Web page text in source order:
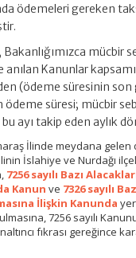
ödemeleri gereken
anılan Kanunlar
(ödeme süresinin
süresi; mücbir
ayı takip eden aylık
İlinde meydana
İslahiye ve Nurdağı
7256 sayılı Bazı
Kanun ve 7326 sayılı
İlişkin Kanunda
7256 sayılı
fıkrası gereğince